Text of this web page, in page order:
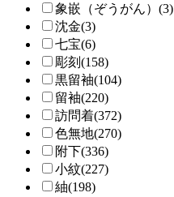
象嵌（ぞうがん）(3)
沈金(3)
七宝(6)
彫刻(158)
黒留袖(104)
留袖(220)
訪問着(372)
色無地(270)
附下(336)
小紋(227)
紬(198)